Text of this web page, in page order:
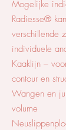
Mogelijke
Radiesse®
verschillende
individuele
Kaaklijn –
contour en
Wangen en
volume